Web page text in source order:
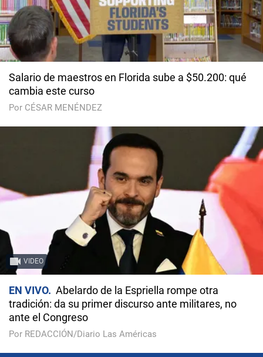
Salario de maestros en Florida sube a $50.200: qué
cambia este curso
Por CÉSAR MENÉNDEZ
VIDEO
EN VIVO
Abelardo de la Espriella rompe otra
tradición: da su primer discurso ante militares, no
ante el Congreso
Por REDACCIÓN/Diario Las Américas